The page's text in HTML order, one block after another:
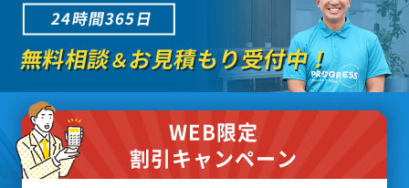
24時間365日
無料相談＆お見積もり受付中！
WEB限定
割引キャンペーン